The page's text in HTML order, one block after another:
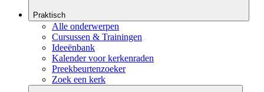
Praktisch
Alle onderwerpen
Cursussen & Trainingen
Ideeënbank
Kalender voor kerkenraden
Preekbeurtenzoeker
Zoek een kerk